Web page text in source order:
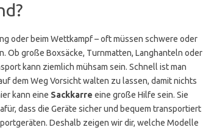
oder beim Wettkampf – oft müssen schwere oder
Ob große Boxsäcke, Turnmatten, Langhanteln oder
kann ziemlich mühsam sein. Schnell ist man
dem Weg Vorsicht walten zu lassen, damit nichts
kann eine Sackkarre eine große Hilfe sein. Sie
dass die Geräte sicher und bequem transportiert
Deshalb zeigen wir dir, welche Modelle